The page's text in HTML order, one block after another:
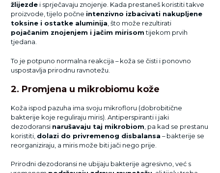
žlijezde i sprječavaju znojenje. Kada prestaneš koristiti takve
proizvode, tijelo počne intenzivno izbacivati nakupljene
toksine i ostatke aluminija, što može rezultirati
pojačanim znojenjem i jačim mirisomtijekom prvih
tjedana.
To je potpuno normalna reakcija – koža se čisti i ponovno
uspostavlja prirodnu ravnotežu.
2. Promjena u mikrobiomu kože
Koža ispod pazuha ima svoju mikrofloru (dobrobitične
bakterije koje reguliraju miris). Antiperspiranti i jaki
dezodoransi narušavaju taj mikrobiom , pa kad se prestanu
koristiti, dolazi do privremenog disbalansa – bakterije se
reorganiziraju, a miris može biti jači nego prije.
Prirodni dezodoransi ne ubijaju bakterije agresivno, već s